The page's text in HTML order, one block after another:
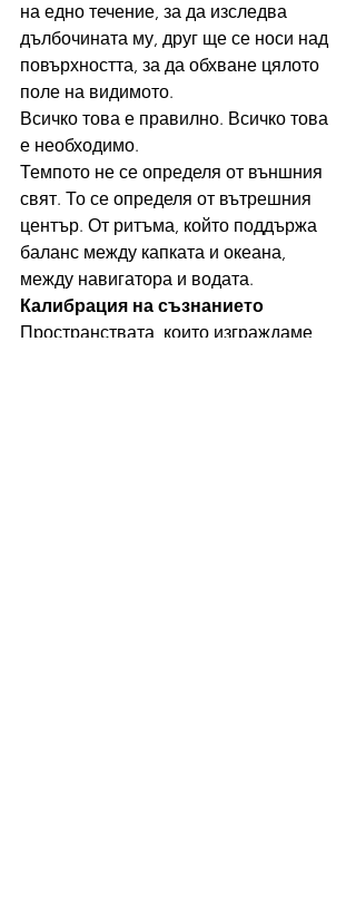
на едно течение, за да изследва
дълбочината му, друг ще се носи над
повърхността, за да обхване цялото
поле на видимото.
Всичко това е правилно. Всичко това
е необходимо.
Темпото не се определя от външния
свят. То се определя от вътрешния
център. От ритъма, който поддържа
баланс между капката и океана,
между навигатора и водата.
Калибрация на съзнанието
Пространствата, които изграждаме